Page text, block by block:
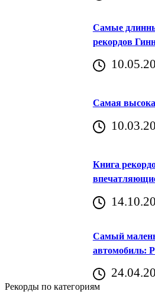
Самые
рекордов
Самая
Книга
Самый
автомобиль:
Рекорды по категориям